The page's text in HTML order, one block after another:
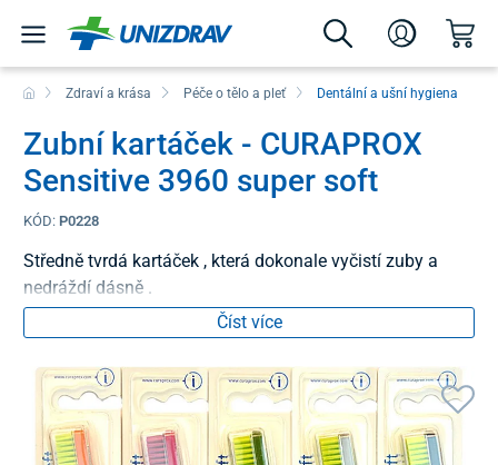
Zdraví a krása Péče o tělo a pleť Dentální a ušní hygiena
Zubní kartáček - CURAPROX
Sensitive 3960 super soft
KÓD: P0228
Středně tvrdá kartáček , která dokonale vyčistí zuby a
nedráždí dásně .
Číst více